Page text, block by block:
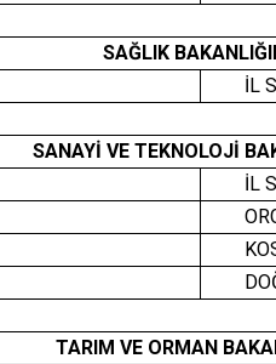
SAĞLIK
İL
SANAYİ VE TEKNOLOJİ
İL
TARIM VE ORMAN